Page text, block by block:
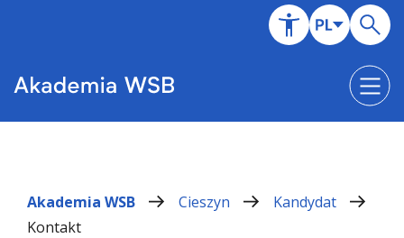
Akademia WSB Cieszyn
Kandydat
Kontakt